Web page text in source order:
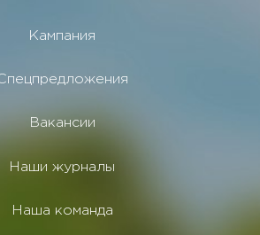
Кампания
Вакансии
Наши журналы
Наша команда